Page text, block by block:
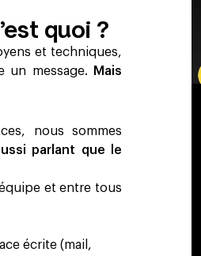
quoi ?
et techniques,
un message.
Mais
nous sommes
parlant que le
et entre tous
écrite (mail,